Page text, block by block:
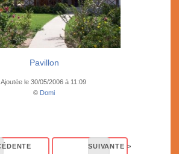
Pavillon
Ajoutée le 30/05/2006 à 11:09
© Domi